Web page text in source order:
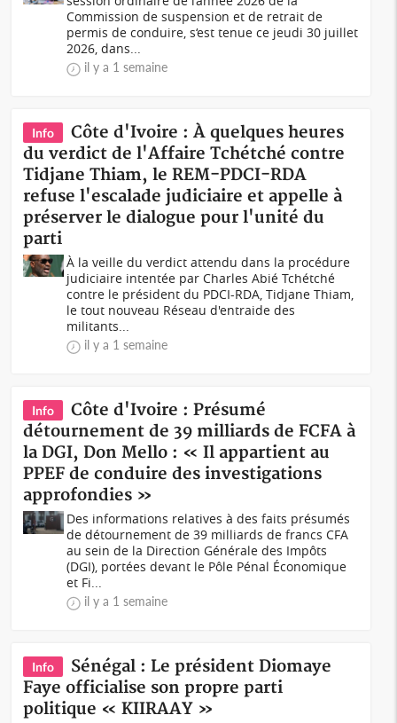
Commission de suspension et de retrait de
permis de conduire, s‘est tenue ce jeudi 30 juillet
2026, dans...
il y a 1 semaine
Info
Côte d'Ivoire : À quelques heures
du verdict de l'Affaire Tchétché contre
Tidjane Thiam, le REM-PDCI-RDA
refuse l'escalade judiciaire et appelle à
préserver le dialogue pour l'unité du
parti
À la veille du verdict attendu dans la procédure
judiciaire intentée par Charles Abié Tchétché
contre le président du PDCI-RDA, Tidjane Thiam,
le tout nouveau Réseau d'entraide des
militants...
il y a 1 semaine
Info
Côte d'Ivoire : Présumé
détournement de 39 milliards de FCFA à
la DGI, Don Mello : « Il appartient au
PPEF de conduire des investigations
approfondies »
Des informations relatives à des faits présumés
de détournement de 39 milliards de francs CFA
au sein de la Direction Générale des Impôts
(DGI), portées devant le Pôle Pénal Économique
et Fi...
il y a 1 semaine
Info
Sénégal : Le président Diomaye
Faye officialise son propre parti
politique « KIIRAAY »